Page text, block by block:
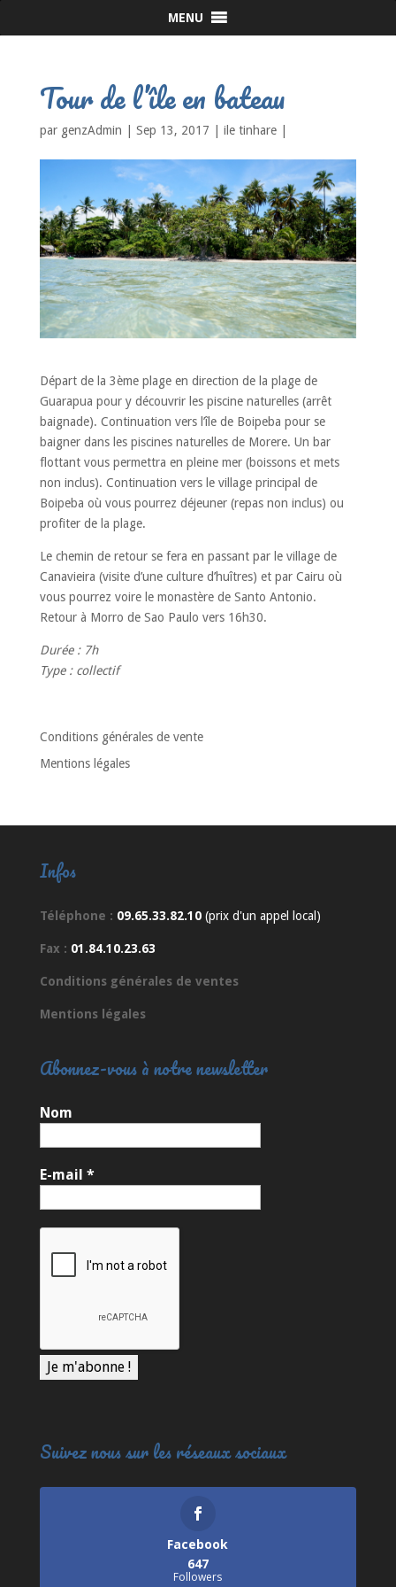
MENU
Tour de l’île en bateau
par genzAdmin Sep 13, 2017 ile tinhare|
Départ de la 3ème plage en direction de la plage de
Guarapua pour y découvrir les piscine naturelles (arrêt
baignade). Continuation vers l’île de Boipeba pour se
baigner dans les piscines naturelles de Morere. Un bar
flottant vous permettra en pleine mer (boissons et mets
non inclus). Continuation vers le village principal de
Boipeba où vous pourrez déjeuner (repas non inclus) ou
profiter de la plage.
Le chemin de retour se fera en passant par le village de
Canavieira (visite d’une culture d’huîtres) et par Cairu où
vous pourrez voire le monastère de Santo Antonio.
Retour à Morro de Sao Paulo vers 16h30.
Durée : 7h
Type : collectif
Conditions générales de vente
Mentions légales
Infos
Téléphone : 09.65.33.82.10(prix d'un appel local)
Fax : 01.84.10.23.63
Conditions générales de ventes
Mentions légales
Abonnez-vous à notre newsletter
Nom
E-mail *
Suivez nous sur les réseaux sociaux
Facebook
647
Followers